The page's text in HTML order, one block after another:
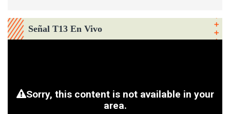
Señal T13 En Vivo